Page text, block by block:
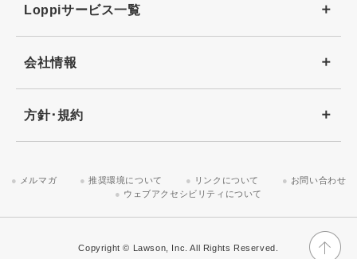
Loppiサービス一覧
会社情報
方針･規約
メルマガ 推奨環境について リンクについて
お問い合わせ
ウェブアクセシビリティについて
Copyright © Lawson, Inc. All Rights Reserved.